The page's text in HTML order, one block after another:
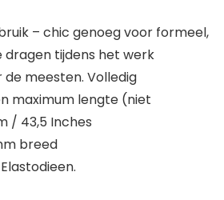
– chic genoeg voor formeel,
tijdens het werk
meesten. Volledig
maximum lengte (niet
/ 43,5 Inches
breed